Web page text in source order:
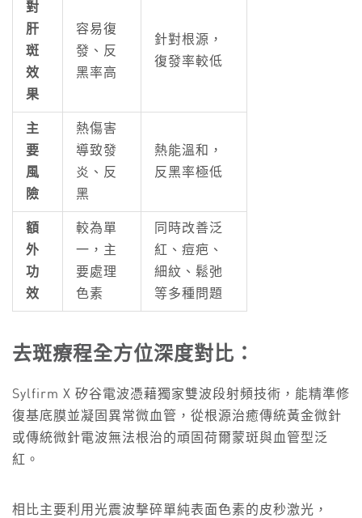
對
肝
斑
效
果
容易復
發、反
黑率高
針對根源，
復發率較低
主
要
風
險
熱傷害
導致發
炎、反
黑
熱能溫和，
反黑率極低
額
外
功
效
較為單
一，主
要處理
色素
同時改善泛
紅、痘疤、
細紋、鬆弛
等多種問題
去斑療程全方位深度對比：
Sylfirm X 矽谷電波憑藉獨家雙波段射頻技術，能精準修
復基底膜並凝固異常微血管，從根源治癒傳統黃金微針
或傳統微針電波無法根治的頑固荷爾蒙斑與血管型泛
紅。
相比主要利用光震波撃碎單純表面色素的皮秒激光，